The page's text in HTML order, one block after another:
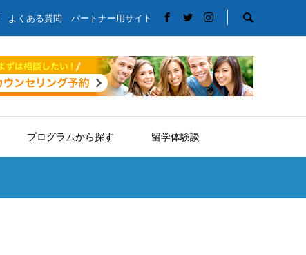
よくある質問 パートナー用サイト
プログラムから探す 留学体験談